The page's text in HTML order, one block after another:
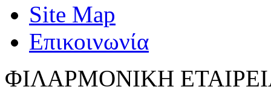
Site Map
Επικοινωνία
ΦΙΛΑΡΜΟΝΙΚΗ